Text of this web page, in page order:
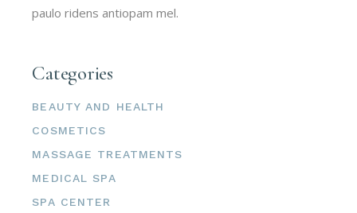
paulo ridens antiopam mel.
Categories
BEAUTY AND HEALTH
COSMETICS
MASSAGE TREATMENTS
MEDICAL SPA
SPA CENTER